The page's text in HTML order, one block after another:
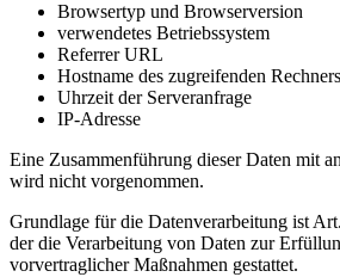
Browsertyp und Browserversion
verwendetes Betriebssystem
Referrer URL
Hostname des zugreifenden Rechners
Uhrzeit der Serveranfrage
IP-Adresse
Eine Zusammenführung dieser Daten mit
wird nicht vorgenommen.
Grundlage für die Datenverarbeitung ist
der die Verarbeitung von Daten zur
vorvertraglicher Maßnahmen gestattet.